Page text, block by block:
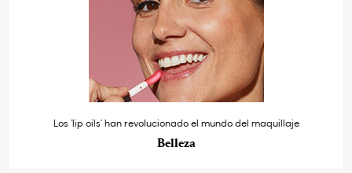
Los ‘lip oils’ han revolucionado el mundo del maquillaje
Belleza